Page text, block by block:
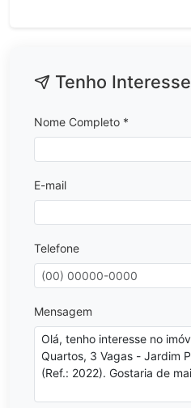
Tenho Interesse
Nome Completo *
E-mail
Telefone
Mensagem